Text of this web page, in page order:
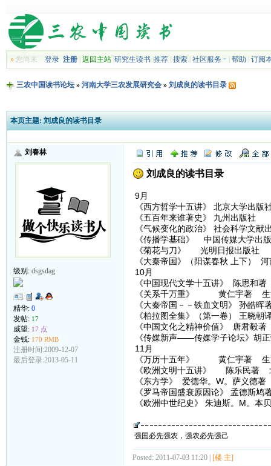
»您尚未 登录 注册| 返回主站| 研究生读书| 推荐| 搜索| 社区服务 帮助 订阅
三农中国读书论坛» 河南大学三农发展研究会» 刘成良的读书目录
本页主题: 刘成良的读书目录
刘春林
级别: dsgsdag
精华: 0
发帖: 17
威望: 17 点
金钱: 170 RMB
注册时间:2009-12-07
最后登录:2013-05-11
刘成良的读书目录
9月
《西方哲学十五讲》 北京大学出
《五百年来谁著史》 九州出版
《气候变化的政治》 社会科学文献
《传播学基础》 中国传媒大学出
《菊花与刀》 光明日报出版
《大秦帝国》（阳谋春秋 上下）
10月
《中国现代文学十五讲》 陈思和
《关系千万重》 黄仁宇著 生
《大秦帝国－－铁血文明》 孙皓
《柏拉图全集》（第一卷） 王晓
《中国文化之精神价值》 唐君毅
《传媒新声——传媒学子论坛》胡
11月
《万历十五年》 黄仁宇著 生
《欧洲文明十五讲》 陈乐民著
《东方学》 爱德华。W。萨义德
《罗马帝国盛衰原因论》 孟德斯
《欧洲中世纪史》 朱迪斯。M。
强国必先强农，强农必先强己
Posted: 2011-07-03 11:20 | [楼 主]